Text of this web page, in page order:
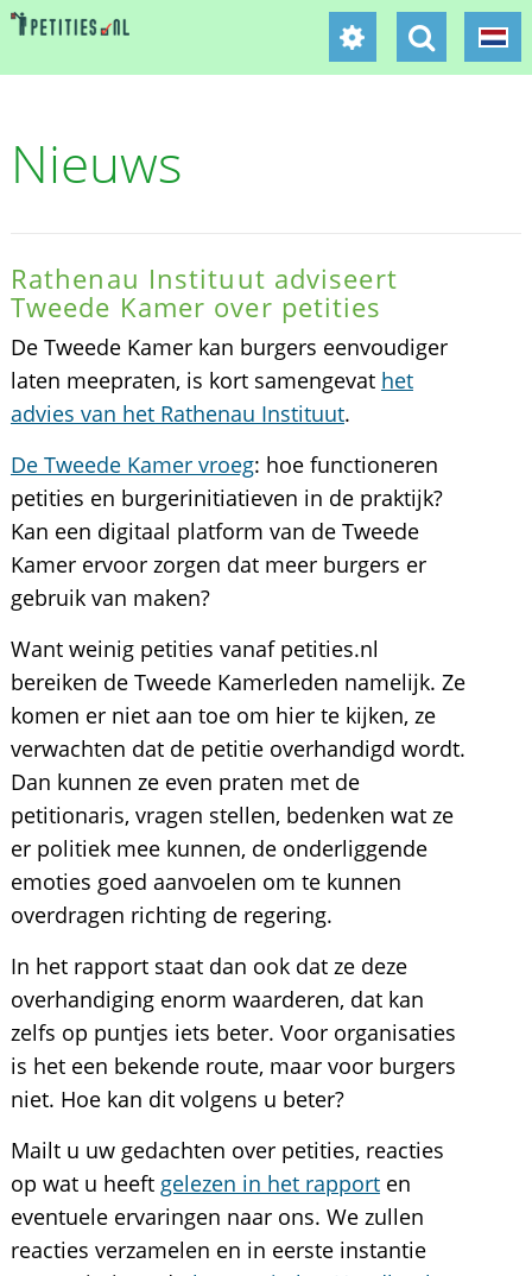
Nieuws
Rathenau Instituut adviseert
Tweede Kamer over petities
De Tweede Kamer kan burgers eenvoudiger
laten meepraten, is kort samengevat het
advies van het Rathenau Instituut.
De Tweede Kamer vroeg: hoe functioneren
petities en burgerinitiatieven in de praktijk?
Kan een digitaal platform van de Tweede
Kamer ervoor zorgen dat meer burgers er
gebruik van maken?
Want weinig petities vanaf petities.nl
bereiken de Tweede Kamerleden namelijk. Ze
komen er niet aan toe om hier te kijken, ze
verwachten dat de petitie overhandigd wordt.
Dan kunnen ze even praten met de
petitionaris, vragen stellen, bedenken wat ze
er politiek mee kunnen, de onderliggende
emoties goed aanvoelen om te kunnen
overdragen richting de regering.
In het rapport staat dan ook dat ze deze
overhandiging enorm waarderen, dat kan
zelfs op puntjes iets beter. Voor organisaties
is het een bekende route, maar voor burgers
niet. Hoe kan dit volgens u beter?
Mailt u uw gedachten over petities, reacties
op wat u heeft gelezen in het rapporten
eventuele ervaringen naar ons. We zullen
reacties verzamelen en in eerste instantie